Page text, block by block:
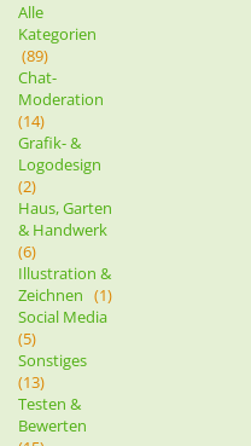
Alle
Kategorien
(89)
Chat-
Moderation
(14)
Grafik- &
Logodesign
(2)
Haus, Garten
& Handwerk
(6)
Illustration &
Zeichnen (1)
Social Media
(5)
Sonstiges
(13)
Testen &
Bewerten